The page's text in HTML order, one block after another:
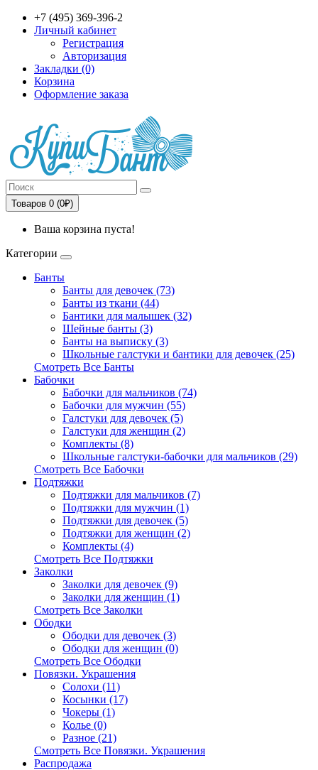
+7 (495) 369-396-2
Личный кабинет
Регистрация
Авторизация
Закладки (0)
Корзина
Оформление заказа
Товаров 0 (0₽)
Ваша корзина пуста!
Категории
Банты
Банты для девочек (73)
Банты из ткани (44)
Бантики для малышек (32)
Шейные банты (3)
Банты на выписку (3)
Школьные галстуки и бантики для девочек (25)
Смотреть Все Банты
Бабочки
Бабочки для мальчиков (74)
Бабочки для мужчин (55)
Галстуки для девочек (5)
Галстуки для женщин (2)
Комплекты (8)
Школьные галстуки-бабочки для мальчиков (29)
Смотреть Все Бабочки
Подтяжки
Подтяжки для мальчиков (7)
Подтяжки для мужчин (1)
Подтяжки для девочек (5)
Подтяжки для женщин (2)
Комплекты (4)
Смотреть Все Подтяжки
Заколки
Заколки для девочек (9)
Заколки для женщин (1)
Смотреть Все Заколки
Ободки
Ободки для девочек (3)
Ободки для женщин (0)
Смотреть Все Ободки
Повязки. Украшения
Солохи (11)
Косынки (17)
Чокеры (1)
Колье (0)
Разное (21)
Смотреть Все Повязки. Украшения
Распродажа